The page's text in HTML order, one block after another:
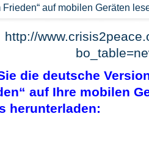
Frieden“ auf mobilen Geräten
http://
die deutsche
auf Ihre mobilen
herunterladen: